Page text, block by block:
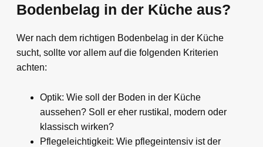
Bodenbelag in der Küche aus?
Wer nach dem richtigen Bodenbelag in der Küche
sucht, sollte vor allem auf die folgenden Kriterien
achten:
Optik: Wie soll der Boden in der Küche
aussehen? Soll er eher rustikal, modern oder
klassisch wirken?
Pflegeleichtigkeit: Wie pflegeintensiv ist der